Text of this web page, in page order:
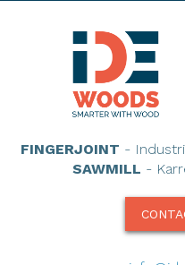
FINGERJOINT -
SAWMILL -